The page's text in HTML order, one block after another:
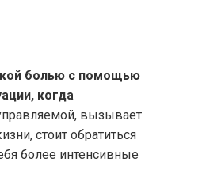
болью с помощью
когда
вызывает
стоит обратиться
более интенсивные